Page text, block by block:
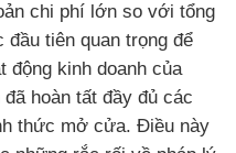
chi phí lớn so với tổng
tiên quan trọng để
động kinh doanh của
hoàn tất đầy đủ các
thức mở cửa. Điều này